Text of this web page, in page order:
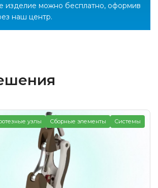
изделие можно бесплатно, оформив
наш центр.
узлы Сборные элементы Системы